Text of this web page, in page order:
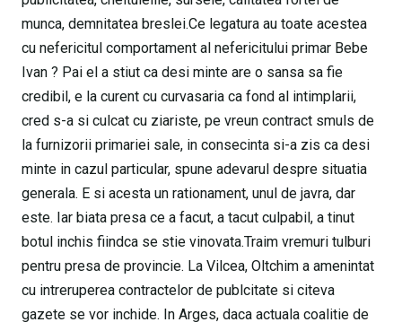
munca, demnitatea breslei.Ce legatura au toate acestea
cu nefericitul comportament al nefericitului primar Bebe
Ivan ? Pai el a stiut ca desi minte are o sansa sa fie
credibil, e la curent cu curvasaria ca fond al intimplarii,
cred s-a si culcat cu ziariste, pe vreun contract smuls de
la furnizorii primariei sale, in consecinta si-a zis ca desi
minte in cazul particular, spune adevarul despre situatia
generala. E si acesta un rationament, unul de javra, dar
este. Iar biata presa ce a facut, a tacut culpabil, a tinut
botul inchis fiindca se stie vinovata.Traim vremuri tulburi
pentru presa de provincie. La Vilcea, Oltchim a amenintat
cu intreruperea contractelor de publcitate si citeva
gazete se vor inchide. In Arges, daca actuala coalitie de